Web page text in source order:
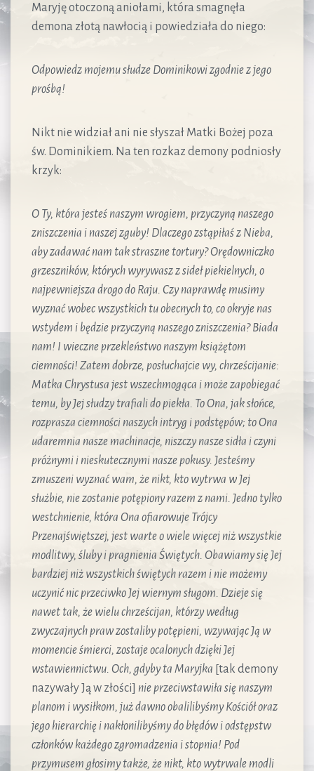
Maryję otoczoną aniołami, która smagnęła
demona złotą nawłocią i powiedziała do niego:
Odpowiedz mojemu słudze Dominikowi zgodnie z jego
prośbą!
Nikt nie widział ani nie słyszał Matki Bożej poza
św. Dominikiem. Na ten rozkaz demony podniosły
krzyk:
O Ty, która jesteś naszym wrogiem, przyczyną naszego
zniszczenia i naszej zguby! Dlaczego zstąpiłaś z Nieba,
aby zadawać nam tak straszne tortury? Orędowniczko
grzeszników, których wyrywasz z sideł piekielnych, o
najpewniejsza drogo do Raju. Czy naprawdę musimy
wyznać wobec wszystkich tu obecnych to, co okryje nas
wstydem i będzie przyczyną naszego zniszczenia? Biada
nam! I wieczne przekleństwo naszym książętom
ciemności! Zatem dobrze, posłuchajcie wy, chrześcijanie:
Matka Chrystusa jest wszechmogąca i może zapobiegać
temu, by Jej słudzy trafiali do piekła. To Ona, jak słońce,
rozprasza ciemności naszych intryg i podstępów; to Ona
udaremnia nasze machinacje, niszczy nasze sidła i czyni
próżnymi i nieskutecznymi nasze pokusy. Jesteśmy
zmuszeni wyznać wam, że nikt, kto wytrwa w Jej
służbie, nie zostanie potępiony razem z nami. Jedno tylko
westchnienie, która Ona ofiarowuje Trójcy
Przenajświętszej, jest warte o wiele więcej niż wszystkie
modlitwy, śluby i pragnienia Świętych. Obawiamy się Jej
bardziej niż wszystkich świętych razem i nie możemy
uczynić nic przeciwko Jej wiernym sługom. Dzieje się
nawet tak, że wielu chrześcijan, którzy według
zwyczajnych praw zostaliby potępieni, wzywając Ją w
momencie śmierci, zostaje ocalonych dzięki Jej
wstawiennictwu. Och, gdyby ta Maryjka [tak demony
nazywały Ją w złości] nie przeciwstawiła się naszym
planom i wysiłkom, już dawno obalilibyśmy Kościół oraz
jego hierarchię i nakłonilibyśmy do błędów i odstępstw
członków każdego zgromadzenia i stopnia! Pod
przymusem głosimy także, że nikt, kto wytrwale modli